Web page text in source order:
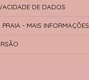
DE DADOS
PRAIA - MAIS INFORMAÇÕES